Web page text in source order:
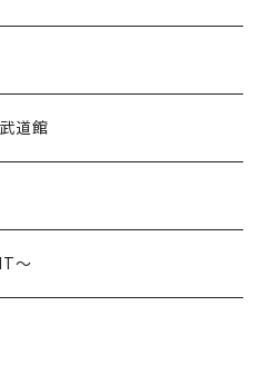
道館
〜